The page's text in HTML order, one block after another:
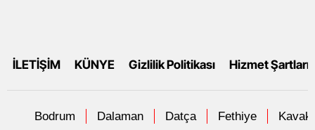
İLETİŞİM KÜNYE Gizlilik Politikası Hizmet Şartları
Bodrum Dalaman Datça Fethiye